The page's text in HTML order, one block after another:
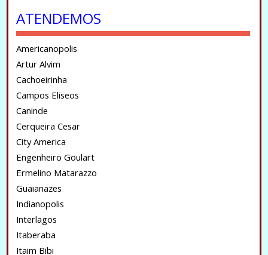
ATENDEMOS
Americanopolis
Artur Alvim
Cachoeirinha
Campos Eliseos
Caninde
Cerqueira Cesar
City America
Engenheiro Goulart
Ermelino Matarazzo
Guaianazes
Indianopolis
Interlagos
Itaberaba
Itaim Bibi